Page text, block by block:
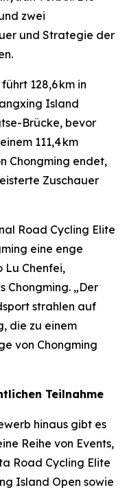
zwei
und Strategie der
128,6 km in
Island
Brücke, bevor
111,4 km
Chongming endet,
Zuschauer
Road Cycling Elite
eine enge
Lu Chenfei,
Chongming. „Der
strahlen auf
die zu einem
von Chongming
Teilnahme
hinaus gibt es
Reihe von Events,
Road Cycling Elite
Island Open sowie